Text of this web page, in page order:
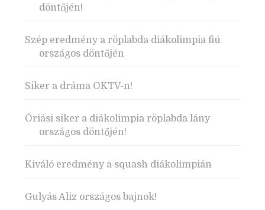
döntőjén!
Szép eredmény a röplabda diákolimpia fiú
országos döntőjén
Siker a dráma OKTV-n!
Óriási siker a diákolimpia röplabda lány
országos döntőjén!
Kiváló eredmény a squash diákolimpián
Gulyás Aliz országos bajnok!